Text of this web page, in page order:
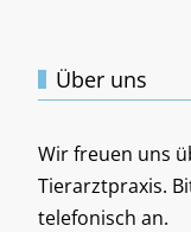
Über uns
Wir freuen uns
Tierarztpraxis.
telefonisch an.